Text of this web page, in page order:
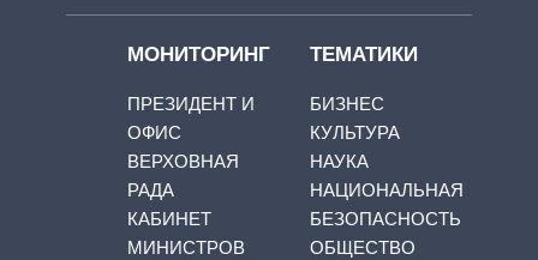
МОНИТОРИНГ
ПРЕЗИДЕНТ И
ОФИС
ВЕРХОВНАЯ
РАДА
КАБИНЕТ
МИНИСТРОВ
ТЕМАТИКИ
БИЗНЕС
КУЛЬТУРА
НАУКА
НАЦИОНАЛЬНАЯ
БЕЗОПАСНОСТЬ
ОБЩЕСТВО